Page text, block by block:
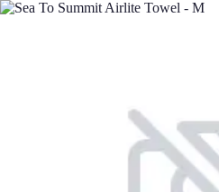
Minimalisme Voyage